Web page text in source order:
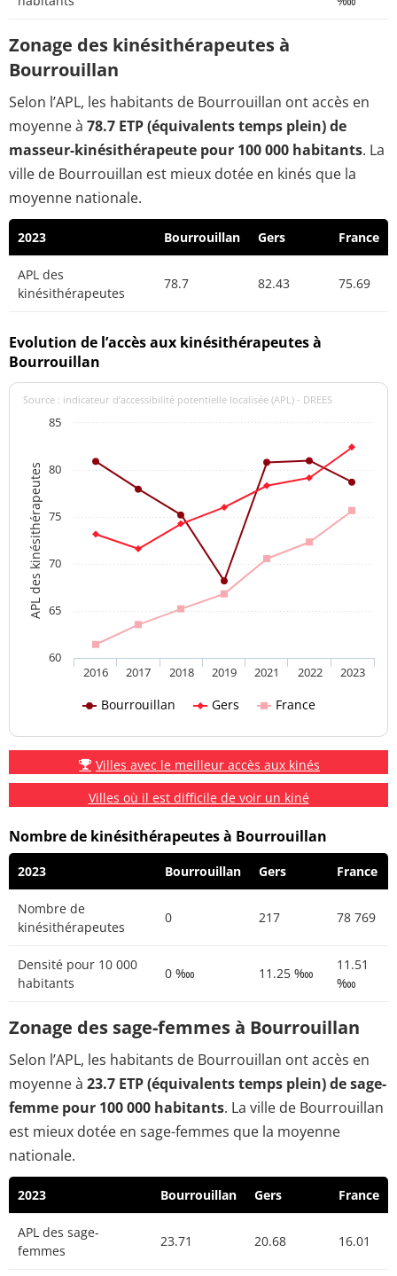
Zonage des kinésithérapeutes à
Bourrouillan
Selon l’APL, les habitants de Bourrouillan ont accès en
moyenne à 78.7 ETP (équivalents temps plein) de
masseur-kinésithérapeute pour 100 000 habitants. La
ville de Bourrouillan est mieux dotée en kinés que la
moyenne nationale.
2023 Bourrouillan Gers France
APL des
kinésithérapeutes
78.7 82.43 75.69
Evolution de l’accès aux kinésithérapeutes à
Bourrouillan
APL des kinésithérapeutes
Source : indicateur d’accessibilité potentielle localisée (APL) - DREES
Bourrouillan Gers France
2016 2017 2018 2019 2021 2022 2023
60
65
70
75
80
85
Villes avec le meilleur accès aux kinés
Villes où il est difficile de voir un kiné
Nombre de kinésithérapeutes à Bourrouillan
2023 Bourrouillan Gers France
Nombre de
kinésithérapeutes
0 217 78 769
Densité pour 10 000
habitants
0 ‱ 11.25 ‱
11.51
‱
Zonage des sage-femmes à Bourrouillan
Selon l’APL, les habitants de Bourrouillan ont accès en
moyenne à 23.7 ETP (équivalents temps plein) de sage-
femme pour 100 000 habitants. La ville de Bourrouillan
est mieux dotée en sage-femmes que la moyenne
nationale.
2023 Bourrouillan Gers France
APL des sage-
femmes
23.71 20.68 16.01